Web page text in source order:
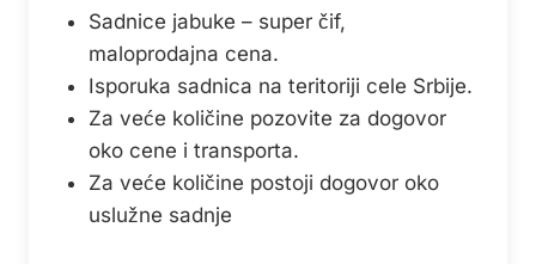
Sadnice jabuke – super čif,
maloprodajna cena.
Isporuka sadnica na teritoriji cele Srbije.
Za veće količine pozovite za dogovor
oko cene i transporta.
Za veće količine postoji dogovor oko
uslužne sadnje